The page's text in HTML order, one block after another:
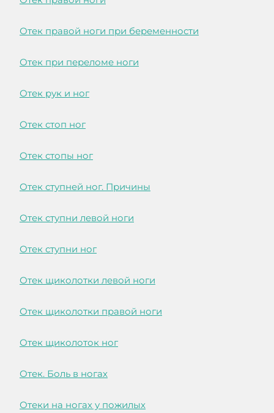
Отек правой ноги при беременности
Отек при переломе ноги
Отек рук и ног
Отек стоп ног
Отек стопы ног
Отек ступней ног. Причины
Отек ступни левой ноги
Отек ступни ног
Отек щиколотки левой ноги
Отек щиколотки правой ноги
Отек щиколоток ног
Отек. Боль в ногах
Отеки на ногах у пожилых